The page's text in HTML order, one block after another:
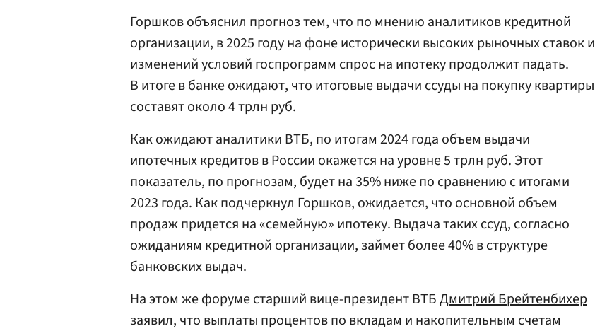
Горшков объяснил прогноз тем, что по мнению аналитиков кредитной
организации, в 2025 году на фоне исторически высоких рыночных ставок и
изменений условий госпрограмм спрос на ипотеку продолжит падать.
В итоге в банке ожидают, что итоговые выдачи ссуды на покупку квартиры
составят около 4 трлн руб.
Как ожидают аналитики ВТБ, по итогам 2024 года объем выдачи
ипотечных кредитов в России окажется на уровне 5 трлн руб. Этот
показатель, по прогнозам, будет на 35% ниже по сравнению с итогами
2023 года. Как подчеркнул Горшков, ожидается, что основной объем
продаж придется на «семейную» ипотеку. Выдача таких ссуд, согласно
ожиданиям кредитной организации, займет более 40% в структуре
банковских выдач.
На этом же форуме старший вице-президент ВТБДмитрий Брейтенбихер
заявил, что выплаты процентов по вкладам и накопительным счетам